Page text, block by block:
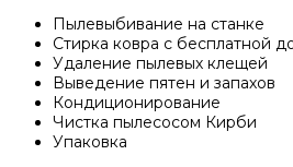
Пылевыбивание на станке
Стирка ковра с бесплатной
Удаление пылевых клещей
Выведение пятен и запахов
Кондиционирование
Чистка пылесосом Кирби
Упаковка